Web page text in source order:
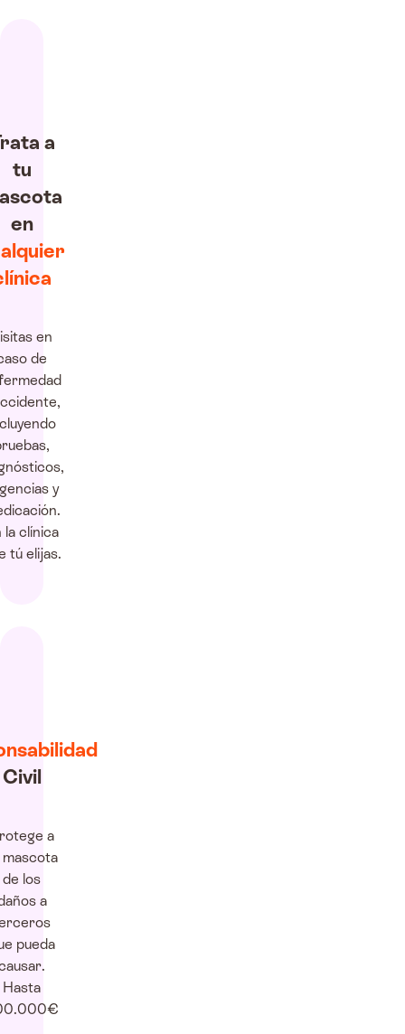
a
tu
en
en
de
y
la clínica
tú elijas.
Civil
a
de los
a
pueda
Hasta